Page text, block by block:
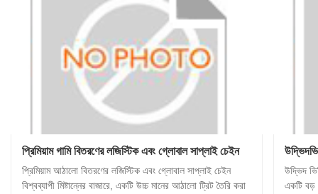
প্রিমিয়াম গামি বিতরণের লজিস্টিক এবং গ্লোবাল সাপ্লাই চেইন
প্রিমিয়াম আঠালো বিতরণের লজিস্টিক এবং গ্লোবাল সাপ্লাই চেইন
বিশ্বব্যাপী মিষ্টান্নের বাজারে, একটি উচ্চ মানের আঠালো ট্রিট তৈরি করা
উদ্ভিদ
একটি বড়